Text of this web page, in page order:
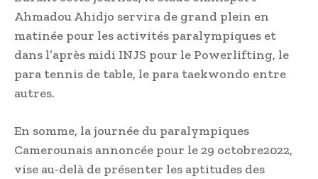
Ahmadou Ahidjo servira de grand plein en
matinée pour les activités paralympiques et
dans l’après midi INJS pour le Powerlifting, le
para tennis de table, le para taekwondo entre
autres.
En somme, la journée du paralympiques
Camerounais annoncée pour le 29 octobre2022,
vise au-delà de présenter les aptitudes des